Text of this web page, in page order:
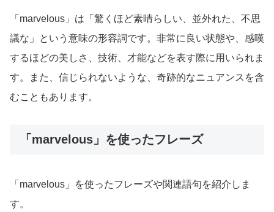
「marvelous」は「驚くほど素晴らしい、並外れた、不思
議な」という意味の形容詞です。非常に良い状態や、感嘆
するほどの美しさ、技術、才能などを表す際に用いられま
す。また、信じられないような、奇跡的なニュアンスを含
むこともあります。
「marvelous」を使ったフレーズ
「marvelous」を使ったフレーズや関連語句を紹介しま
す。